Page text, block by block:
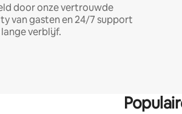
door onze vertrouwde
van gasten en 24/7 support
verblijf.